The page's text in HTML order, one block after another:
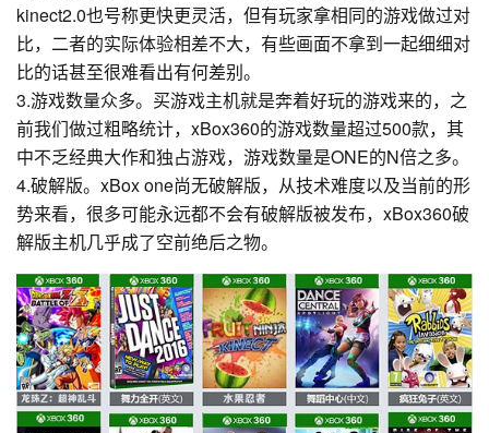
kinect2.0也号称更快更灵活，但有玩家拿相同的游戏做过对
比，二者的实际体验相差不大，有些画面不拿到一起细细对
比的话甚至很难看出有何差别。
3.游戏数量众多。买游戏主机就是奔着好玩的游戏来的，之
前我们做过粗略统计，xBox360的游戏数量超过500款，其
中不乏经典大作和独占游戏，游戏数量是ONE的N倍之多。
4.破解版。xBox one尚无破解版，从技术难度以及当前的形
势来看，很多可能永远都不会有破解版被发布，xBox360破
解版主机几乎成了空前绝后之物。